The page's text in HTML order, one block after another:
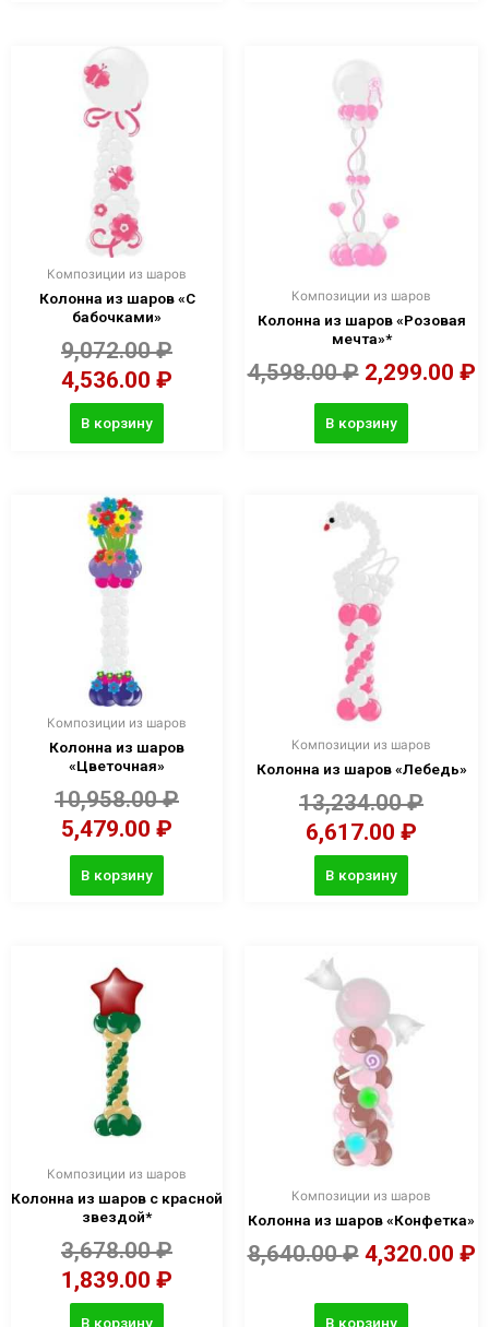
Композиции из шаров
Колонна из шаров «С
бабочками»
9,072.00₽
4,536.00 ₽
В корзину
Композиции из шаров
Колонна из шаров «Розовая
мечта»*
4,598.00₽ 2,299.00 ₽
В корзину
Композиции из шаров
Колонна из шаров
«Цветочная»
10,958.00₽
5,479.00 ₽
В корзину
Композиции из шаров
Колонна из шаров «Лебедь»
13,234.00₽
6,617.00 ₽
В корзину
Композиции из шаров
Колонна из шаров с красной
звездой*
3,678.00₽
1,839.00 ₽
В корзину
Композиции из шаров
Колонна из шаров «Конфетка»
8,640.00₽ 4,320.00 ₽
В корзину